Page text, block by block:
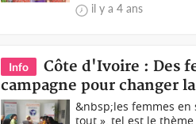
il y a 4 ans
Info
Côte d'Ivoire : Des
campagne pour changer
&nbsp;les femmes en
tout », tel est le